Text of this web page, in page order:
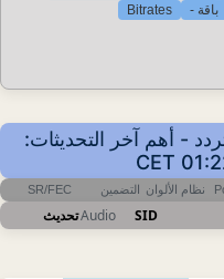
باقة - Bitrates
- أهم آخر التحديثات:
نظام الألوان التضمين SR/FEC
SID
Audioتحديث